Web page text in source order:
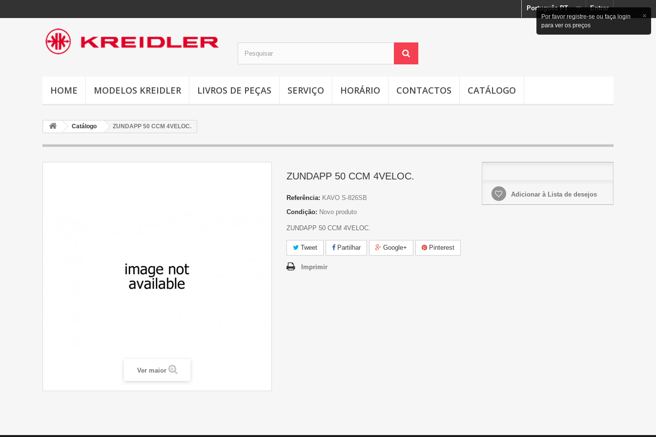
Entrar
Português PT
HOME MODELOS KREIDLER LIVROS DE PEÇAS SERVIÇO HORÁRIO CONTACTOS CATÁLOGO
Catálogo ZUNDAPP 50 CCM 4VELOC.
Ver maior
ZUNDAPP 50 CCM 4VELOC.
Referência: KAVO S-826SB
Condição: Novo produto
ZUNDAPP 50 CCM 4VELOC.
Tweet Partilhar Google+ Pinterest
Imprimir
Adicionar à Lista de desejos
×
Por favor registre-se ou faça login
para ver os preços